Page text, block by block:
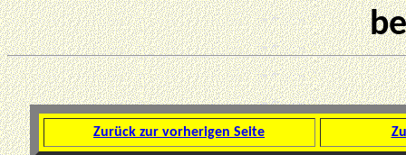
Zurück zur vorherigen Seite